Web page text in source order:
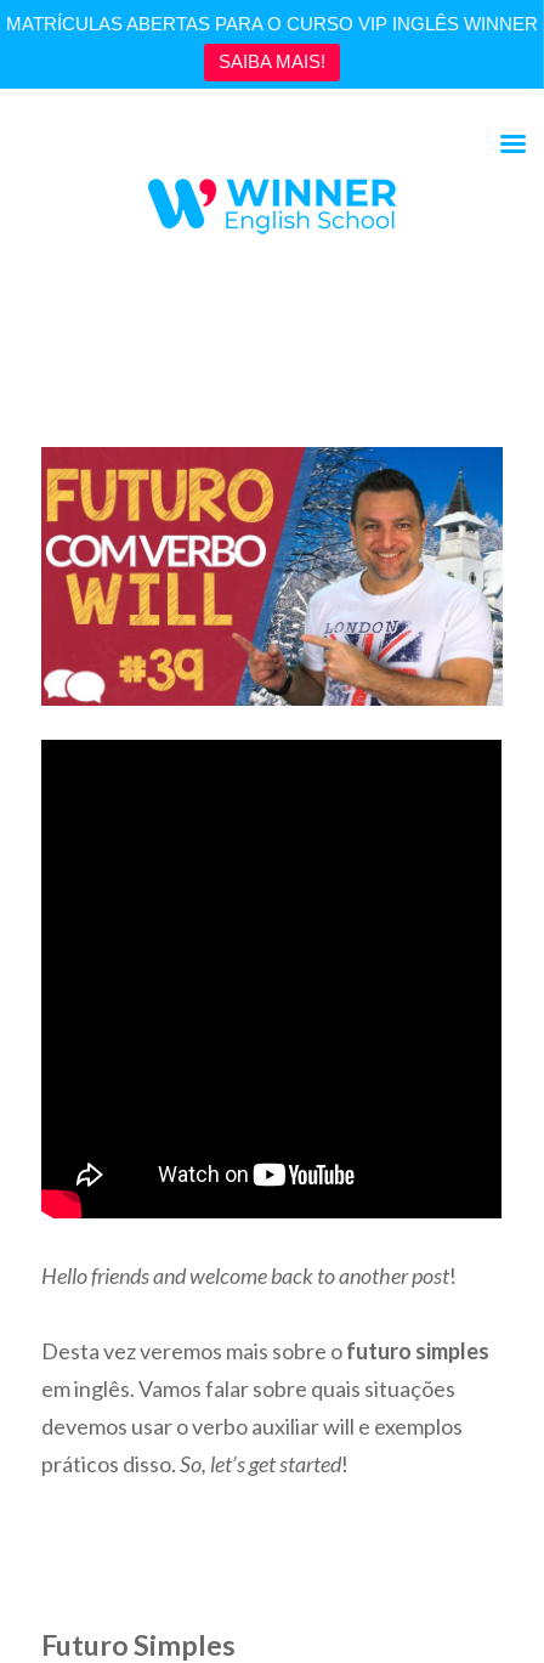
MATRÍCULAS ABERTAS PARA O CURSO VIP INGLÊS WINNER
SAIBA MAIS!
Hello friends and welcome back to another post!
Desta vez veremos mais sobre ofuturo simples
em inglês. Vamos falar sobre quais situações
devemos usar o verbo auxiliar will e exemplos
práticos disso.So, let’s get started!
Futuro Simples